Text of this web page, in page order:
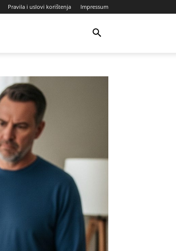
Pravila i uslovi korištenja Impressum